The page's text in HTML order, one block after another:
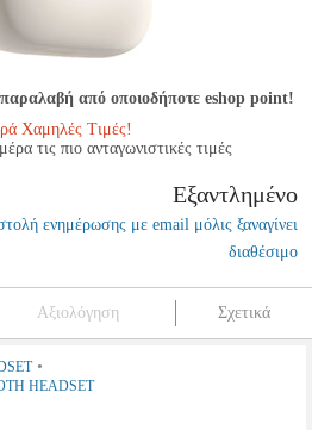
από οποιοδήποτε eshop point!
Χαμηλές Τιμές!
τις πιο ανταγωνιστικές τιμές
Εξαντλημένο
ενημέρωσης με email μόλις ξαναγίνει
διαθέσιμο
Αξιολόγηση Σχετικά
•
HEADSET